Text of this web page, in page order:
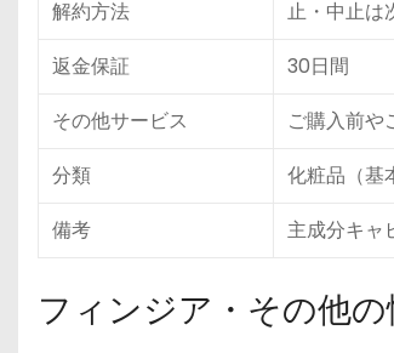
解約方法
止・中止は
返金保証
30日間
その他サービス
ご購入前や
分類
化粧品（基
備考
主成分キャ
フィンジア・その他の